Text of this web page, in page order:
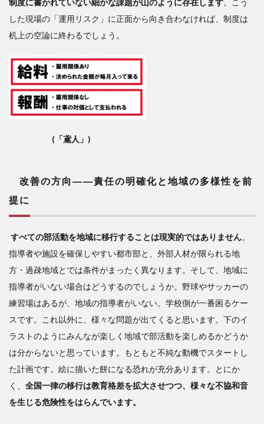
した現場の「運用リスク」に正面から向き合わなければ、制度は
机上の空論に終わるでしょう。
(「鳶人」)
改善の方向――責任の明確化と地域の多様性を前
提に
すべての部活動を地域に移行することは現実的ではありません。
指導者や施設を確保しやすい都市部と、外部人材が限られる地
方・過疎地域とでは条件がまったく異なります。そして、地域に
指導者がいない場合はどうするのでしょうか。野球やサッカーの
練習場はあるが、地域の指導者がいない。学校側が一番困るケー
スです。これ以外に、様々な問題が出てくると思います。下のイ
ラストのようにみんなが楽しく地域で部活動を楽しめるかどうか
は分からないと思っています。もともと不純な動機でスタートし
た計画です。絵に描いた餅になる恐れが充分あります。とにか
く、 全国一律の移行は教育格差を拡大させつつ、様々な不協和音
を生じる危険性をはらんでいます。